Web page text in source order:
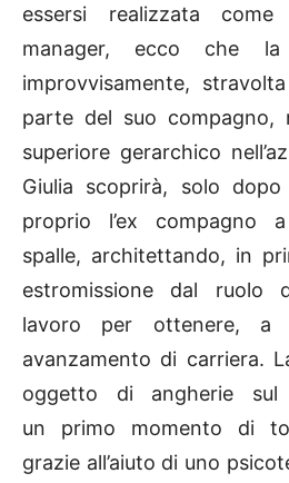
essersi realizzata
manager, ecco che
improvvisamente,
parte del suo compagno,
superiore gerarchico
Giulia scoprirà, solo
proprio l’ex compagno
spalle, architettando, in
estromissione dal ruolo
lavoro per ottenere, a
avanzamento di carriera.
oggetto di angherie
un primo momento di
grazie all’aiuto di uno